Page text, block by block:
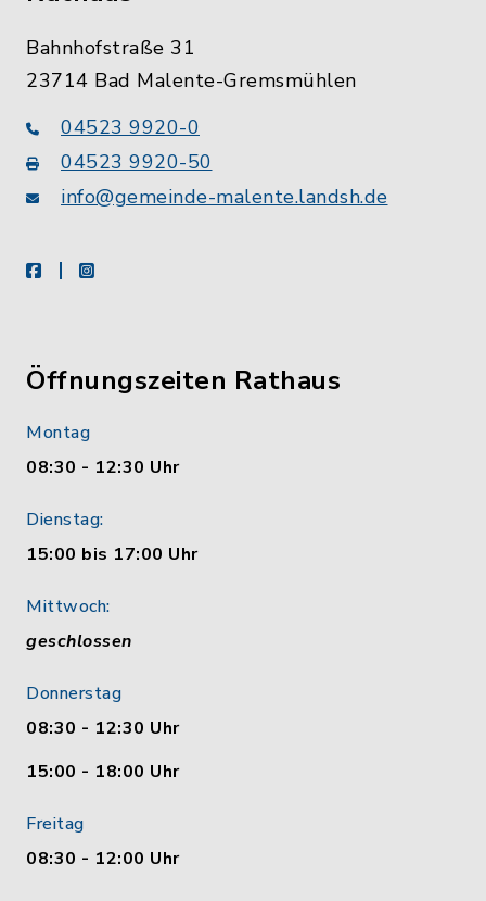
Bahnhofstraße 31
23714 Bad Malente-Gremsmühlen
04523 9920-0
04523 9920-50
info@gemeinde-malente.landsh.de
facebookinstagram
Öffnungszeiten Rathaus
Montag
08:30 - 12:30 Uhr
Dienstag:
15:00 bis 17:00 Uhr
Mittwoch:
geschlossen
Donnerstag
08:30 - 12:30 Uhr
15:00 - 18:00 Uhr
Freitag
08:30 - 12:00 Uhr